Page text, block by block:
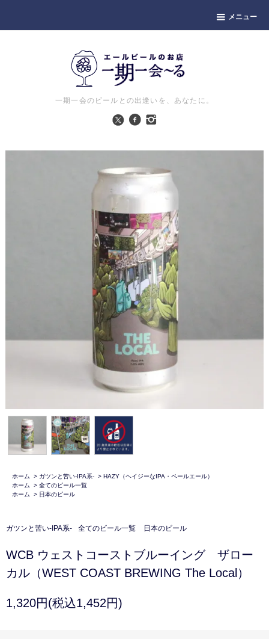
メニュー
一期一会のビールとの出逢いを、あなたに。
ホーム > ガツンと苦い-IPA系- > HAZY（ヘイジーなIPA・ペールエール）
ホーム
> 全てのビール一覧
ホーム
> 日本のビール
ガツンと苦い-IPA系- 全てのビール一覧 日本のビール
WCB ウェストコーストブルーイング ザロー
カル（WEST COAST BREWING The Local）
1,320円(税込1,452円)